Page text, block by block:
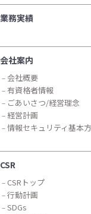
業務実績
会社案内
会社概要
有資格者情報
ごあいさつ/経営理念
経営計画
情報セキュリティ基本
CSR
CSRトップ
行動計画
SDGs